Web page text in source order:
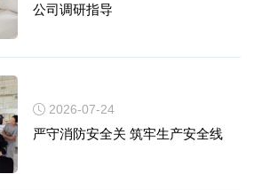
公司调研指导
2026-07-24
严守消防安全关 筑牢生产安全线